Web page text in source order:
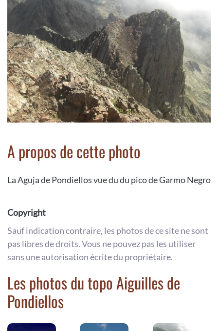
A propos de cette photo
La Aguja de Pondiellos vue du du pico de Garmo Negro
Copyright
Sauf indication contraire, les photos de ce site ne sont
pas libres de droits. Vous ne pouvez pas les utiliser
sans une autorisation écrite du propriétaire.
Les photos du topo Aiguilles de
Pondiellos